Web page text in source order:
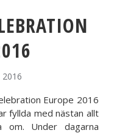
Europe 2016
fyllda med nästan allt
om. Under dagarna